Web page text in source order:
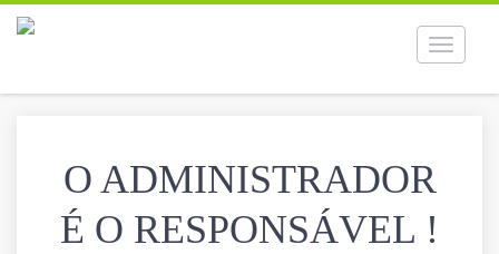
Toggle
O ADMINISTRADOR
É O RESPONSÁVEL !